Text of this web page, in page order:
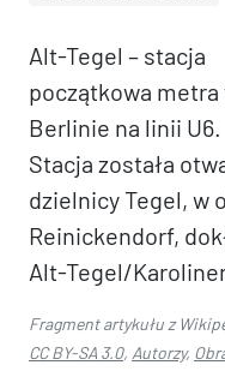
Alt-Tegel – stacja
początkowa metra
Berlinie na linii U6.
Stacja została
dzielnicy Tegel, w
Reinickendorf,
Alt-Tegel/
Fragment artykułu z
CC BY-SA 3.0, Autorzy,